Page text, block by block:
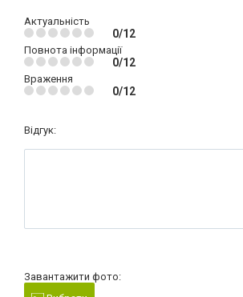
Актуальність
0/12
Повнота інформації
0/12
Враження
0/12
Відгук:
Завантажити фото: